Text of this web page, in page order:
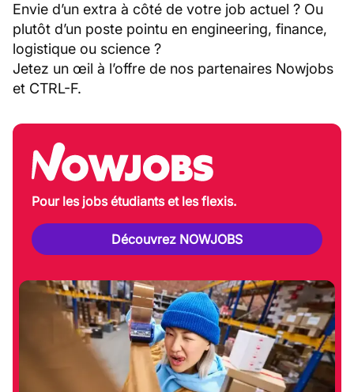
Envie d’un extra à côté de votre job actuel ? Ou
plutôt d’un poste pointu en engineering, finance,
logistique ou science ?
Jetez un œil à l’offre de nos partenaires Nowjobs
et CTRL-F.
Pour les jobs étudiants et les flexis.
Découvrez NOWJOBS